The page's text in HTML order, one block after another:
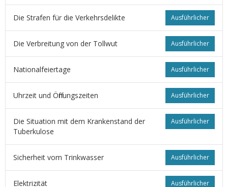
Ausführlicher
Die Strafen für die Verkehrsdelikte
Ausführlicher
Die Verbreitung von der Tollwut
Ausführlicher
Nationalfeiertage
Ausführlicher
Uhrzeit und Öffnungszeiten
Ausführlicher
Die Situation mit dem Krankenstand der
Tuberkulose
Ausführlicher
Sicherheit vom Trinkwasser
Ausführlicher
Elektrizität